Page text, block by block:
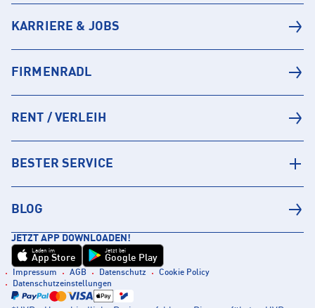
KARRIERE & JOBS
FIRMENRADL
RENT / VERLEIH
BESTER SERVICE
BLOG
JETZT APP DOWNLOADEN!
Laden im
App Store
Jetzt bei
Google Play
Impressum AGB Datenschutz
Cookie Policy
Datenschutzeinstellungen